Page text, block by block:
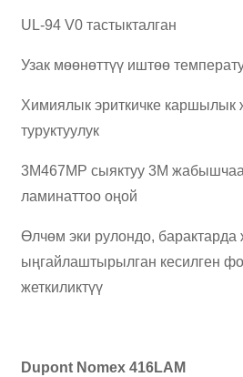
UL-94 V0 тастыкталган
Узак мөөнөттүү иштөө
Химиялык эриткичке каршылык
туруктуулук
3M467MP сыяктуу 3M
ламинаттоо оңой
Өлчөм эки рулондо, барактарда
ыңгайлаштырылган кесилген
жеткиликтүү
Dupont Nomex 416LAM